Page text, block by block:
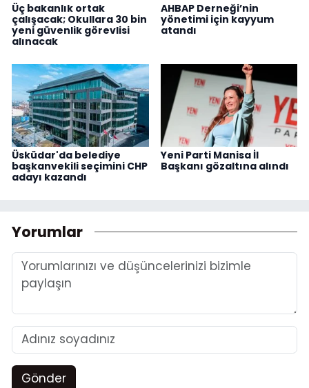
Üç bakanlık ortak
çalışacak; Okullara 30 bin
yeni güvenlik görevlisi
alınacak
AHBAP Derneği’nin
yönetimi için kayyum
atandı
Üsküdar'da belediye
başkanvekili seçimini CHP
adayı kazandı
Yeni Parti Manisa İl
Başkanı gözaltına alındı
Yorumlar
Gönder